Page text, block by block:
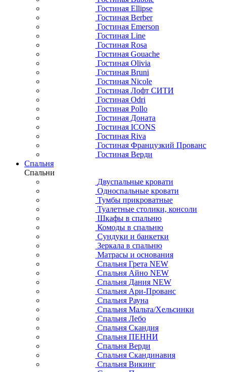
Гостиная Ellipse
Гостиная Berber
Гостиная Emerson
Гостиная Line
Гостиная Rosa
Гостиная Gouache
Гостиная Olivia
Гостиная Bruni
Гостиная Nicole
Гостиная Лофт СИТИ
Гостиная Odri
Гостиная Pollo
Гостиная Доната
Гостиная ICONS
Гостиная Riva
Гостиная Французкий Прованс
Гостиная Верди
Спальня
Спальни
Двуспальные кровати
Односпальные кровати
Тумбы прикроватные
Туалетные столики, консоли
Шкафы в спальню
Комоды в спальню
Сундуки и банкетки
Зеркала в спальню
Матрасы и основания
Спальня Грета NEW
Спальня Айно NEW
Спальня Дания NEW
Спальня Ари-Прованс
Спальня Рауна
Спальня Мальта/Хельсинки
Спальня Лебо
Спальня Скандия
Спальня ПЕННИ
Спальня Верди
Спальня Скандинавия
Спальня Викинг